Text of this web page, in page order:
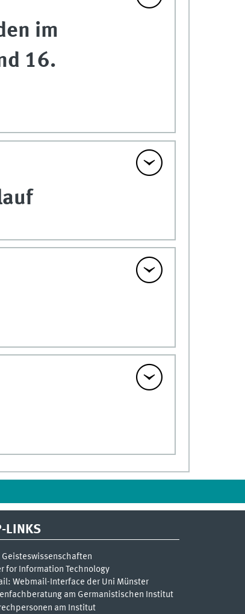
im
16.
LINKS
Geisteswissenschaften
for Information Technology
Webmail-Interface der Uni Münster
am Germanistischen Institut
am Institut